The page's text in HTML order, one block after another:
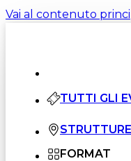
Vai al contenuto
TUTTI GLI
STRUTTURE
FORMAT